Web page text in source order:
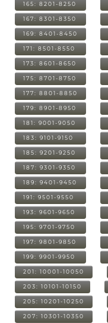
165: 8201-8250
167: 8301-8350
169: 8401-8450
171: 8501-8550
173: 8601-8650
175: 8701-8750
177: 8801-8850
179: 8901-8950
181: 9001-9050
183: 9101-9150
185: 9201-9250
187: 9301-9350
189: 9401-9450
191: 9501-9550
193: 9601-9650
195: 9701-9750
197: 9801-9850
199: 9901-9950
201: 10001-10050
203: 10101-10150
205: 10201-10250
207: 10301-10350